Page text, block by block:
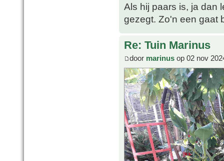
Als hij paars is, ja dan
gezegt. Zo'n een gaat
Re: Tuin Marinus
door marinus op 02 nov